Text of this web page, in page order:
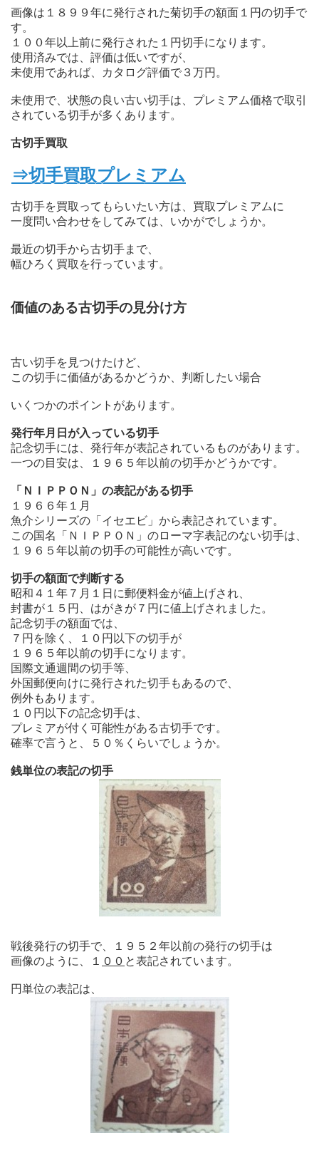
画像は１８９９年に発行された菊切手の額面１円の切手で
す。
１００年以上前に発行された１円切手になります。
使用済みでは、評価は低いですが、
未使用であれば、カタログ評価で３万円。
未使用で、状態の良い古い切手は、プレミアム価格で取引
されている切手が多くあります。
古切手買取
⇒切手買取プレミアム
古切手を買取ってもらいたい方は、買取プレミアムに
一度問い合わせをしてみては、いかがでしょうか。
最近の切手から古切手まで、
幅ひろく買取を行っています。
価値のある古切手の見分け方
古い切手を見つけたけど、
この切手に価値があるかどうか、判断したい場合
いくつかのポイントがあります。
発行年月日が入っている切手
記念切手には、発行年が表記されているものがあります。
一つの目安は、１９６５年以前の切手かどうかです。
「ＮＩＰＰＯＮ」の表記がある切手
１９６６年１月
魚介シリーズの「イセエビ」から表記されています。
この国名「ＮＩＰＰＯＮ」のローマ字表記のない切手は、
１９６５年以前の切手の可能性が高いです。
切手の額面で判断する
昭和４１年７月１日に郵便料金が値上げされ、
封書が１５円、はがきが７円に値上げされました。
記念切手の額面では、
７円を除く、１０円以下の切手が
１９６５年以前の切手になります。
国際文通週間の切手等、
外国郵便向けに発行された切手もあるので、
例外もあります。
１０円以下の記念切手は、
プレミアが付く可能性がある古切手です。
確率で言うと、５０％くらいでしょうか。
銭単位の表記の切手
戦後発行の切手で、１９５２年以前の発行の切手は
画像のように、１ ００ と表記されています。
円単位の表記は、